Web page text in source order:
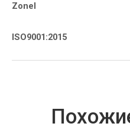
Zonel
ISO9001:2015